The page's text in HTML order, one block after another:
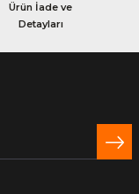
Ürün İade ve
Detayları